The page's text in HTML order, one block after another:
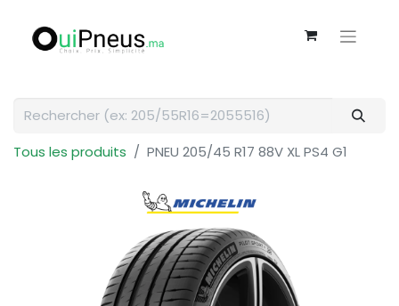
Tous les produits PNEU 205/45 R17 88V XL PS4 G1